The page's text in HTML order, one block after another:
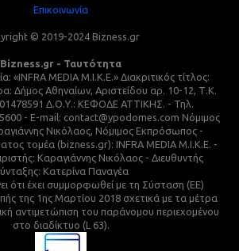
Επικοινωνία
© 2019-2024 Bizness.gr
Bizness.gr - Ταυτότητα
«INFRA MEDIA M.I.K.E.» Διακριτικός τίτλος:
Δήμος Αθηναίων, Αριστείδου αρ. 10-12, Τ.Κ.
Δ.Ο.Υ.: ΚΕΦΟΔΕ ΑΤΤΙΚΗΣ. - Τηλ.
- E-mail: contact@ypodomes.com Νόμιμος
Νικόλαος, Νόμιμος Εκπρόσωπος -
τομέα (bizness.gr): INFRA MEDIA M.I.K.E. -
Καραγιάννης Νικόλαος - Διευθυντής
Κατερίνα Παναγέα
ότι έχει συμμορφωθεί με τη Σύσταση (ΕΕ)
της 1ης Μαρτίου 2018 σχετικά με τα μέτρα
αντιμετώπιση του παράνομου περιεχομένου
στο διαδίκτυο (L 63).